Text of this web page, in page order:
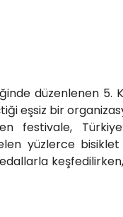
düzenlenen 5.
eşsiz bir
festivale,
yüzlerce